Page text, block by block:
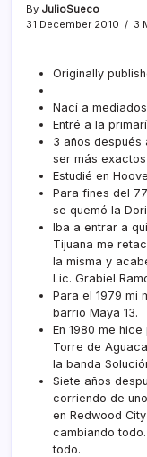
By JulioSueco
31 December 2010
3
Originally
Nací­ a
Entré a la
3 años después
ser más
Estudié en
Para fines del
se quemó la
Iba a entrar a
Tijuana me
la misma y
Lic. Grabiel
Para el 1979 mi
barrio Maya 13.
En 1980 me
Torre de
la banda
Siete años
corriendo de
en Redwood
cambiando
todo.